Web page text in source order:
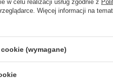
w celu realizacji usług zgodnie z
Więcej informacji na
(wymagane)